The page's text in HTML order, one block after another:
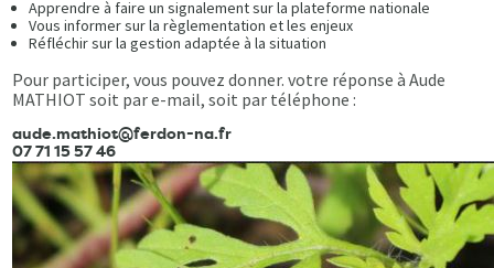
Apprendre à faire un signalement sur la plateforme nationale
Vous informer sur la règlementation et les enjeux
Réfléchir sur la gestion adaptée à la situation
Pour participer, vous pouvez donner. votre réponse à Aude
MATHIOT soit par e-mail, soit par téléphone :
aude.mathiot@ferdon-na.fr
07 71 15 57 46